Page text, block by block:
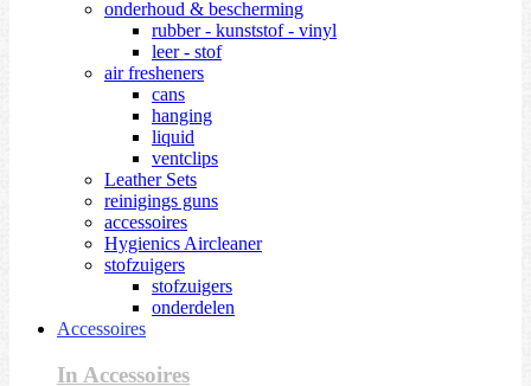
onderhoud & bescherming
rubber - kunststof - vinyl
leer - stof
air fresheners
cans
hanging
liquid
ventclips
Leather Sets
reinigings guns
accessoires
Hygienics Aircleaner
stofzuigers
stofzuigers
onderdelen
Accessoires
In Accessoires